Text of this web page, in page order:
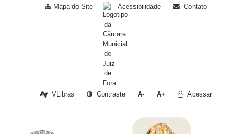
Mapa do Site Acessibilidade Contato
VLibras Contraste A- A+ Acessar